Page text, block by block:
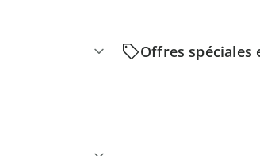
Offres spéciales